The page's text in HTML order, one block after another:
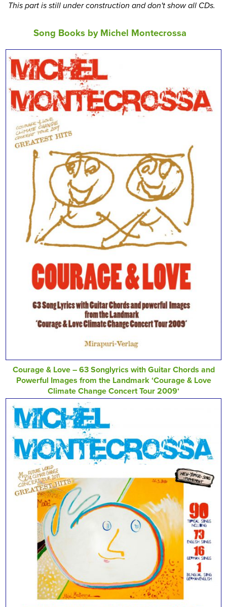
This part is still under construction and don't show all CDs.
Song Books by Michel Montecrossa
Courage & Love – 63 Songlyrics with Guitar Chords and
Powerful Images from the Landmark ‘Courage & Love
Climate Change Concert Tour 2009‘